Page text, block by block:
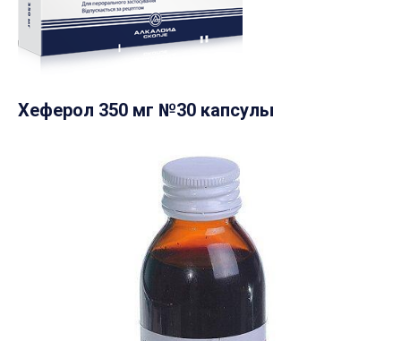
Хеферол 350 мг №30 капсулы